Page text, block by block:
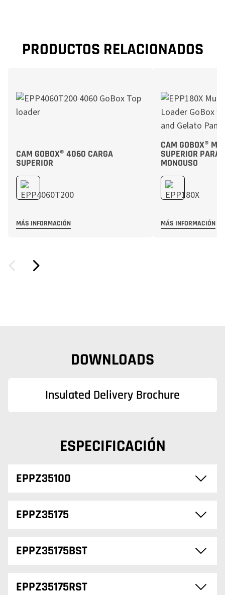
PRODUCTOS RELACIONADOS
CAM GOBOX® 4060 CARGA
SUPERIOR
MÁS INFORMACIÓN
CAM GOBOX®
SUPERIOR PARA
MONOUSO
MÁS INFORMACIÓN
DOWNLOADS
Insulated Delivery Brochure
ESPECIFICACIÓN
EPPZ35100
EPPZ35175
EPPZ35175BST
EPPZ35175RST